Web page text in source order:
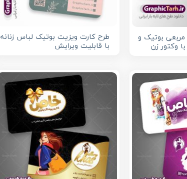
بوتیک و
وکتور زن
طرح کارت ویزیت بوتیک لباس زنانه
با قابلیت ویرایش